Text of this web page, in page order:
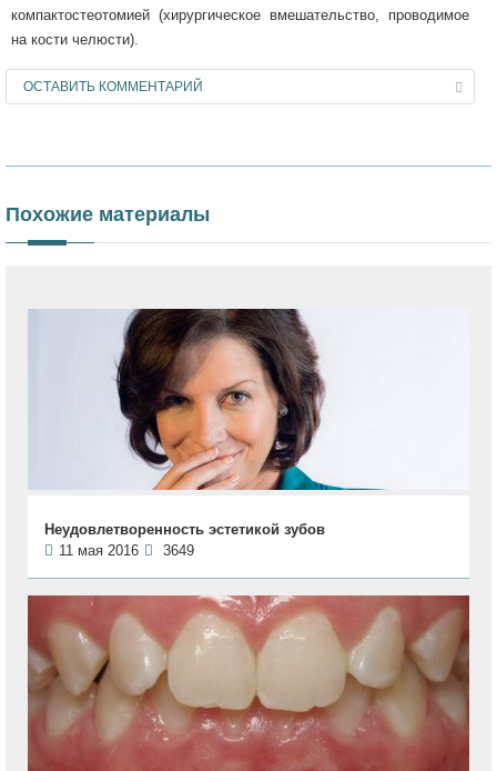
компактостеотомией (хирургическое вмешательство, проводимое
на кости челюсти).
ОСТАВИТЬ КОММЕНТАРИЙ
Похожие материалы
Неудовлетворенность эстетикой зубов
11 мая 2016
3649